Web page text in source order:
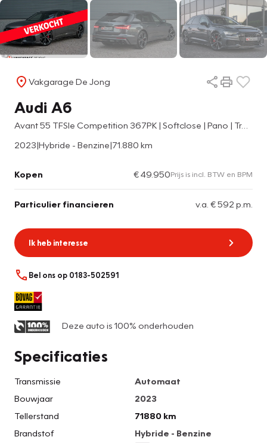
Vakgarage De Jong
Audi A6
Avant 55 TFSIe Competition 367PK | Softclose | Pano | Trekhaak | B&O |
2023|Hybride - Benzine|71.880 km
Kopen € 49.950Prijs is incl. BTW en BPM
Particulier financieren v.a. € 592 p.m.
Ik heb interesse
Bel ons op 0183-502591
Deze auto is 100% onderhouden
Specificaties
Transmissie
Automaat
Bouwjaar
2023
Tellerstand
71880 km
Brandstof
Hybride - Benzine